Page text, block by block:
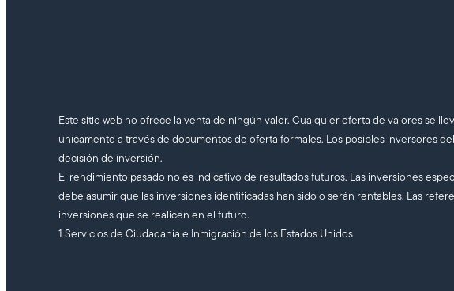
Este sitio web no ofrece la venta de ningún valor. Cualquier oferta de valores se
únicamente a través de documentos de oferta formales. Los posibles inversores
decisión de inversión.
El rendimiento pasado no es indicativo de resultados futuros. Las inversiones
debe asumir que las inversiones identificadas han sido o serán rentables. Las
inversiones que se realicen en el futuro.
1 Servicios de Ciudadanía e Inmigración de los Estados Unidos